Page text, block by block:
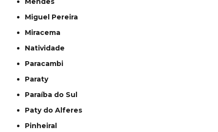
Miguel Pereira
Miracema
Natividade
Paracambi
Paraty
Paraíba do Sul
Paty do Alferes
Pinheiral